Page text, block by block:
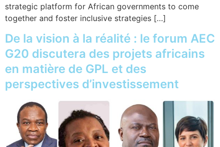
strategic platform for African governments to come
together and foster inclusive strategies […]
De la vision à la réalité : le forum AEC
G20 discutera des projets africains
en matière de GPL et des
perspectives d’investissement